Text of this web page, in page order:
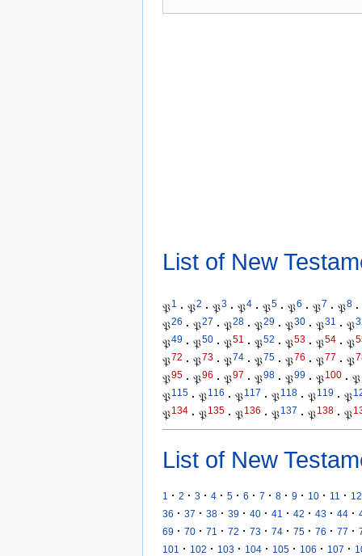
List of New
𝔓1 · 𝔓2 · 𝔓3 · 𝔓4 · 𝔓5 · 𝔓6 · 𝔓7 · 𝔓8 ·
𝔓26 · 𝔓27 · 𝔓28 · 𝔓29 · 𝔓30 · 𝔓31 · 𝔓
𝔓49 · 𝔓50 · 𝔓51 · 𝔓52 · 𝔓53 · 𝔓54 · 𝔓
𝔓72 · 𝔓73 · 𝔓74 · 𝔓75 · 𝔓76 · 𝔓77 · 𝔓
𝔓95 · 𝔓96 · 𝔓97 · 𝔓98 · 𝔓99 · 𝔓100 · 𝔓
𝔓115 · 𝔓116 · 𝔓117 · 𝔓118 · 𝔓119 · 𝔓
𝔓134 · 𝔓135 · 𝔓136 · 𝔓137 · 𝔓138 · 𝔓
List of New
1 · 2 · 3 · 4 · 5 · 6 · 7 · 8 · 9 · 10 · 11 · 12
36 · 37 · 38 · 39 · 40 · 41 · 42 · 43 · 44 ·
69 · 70 · 71 · 72 · 73 · 74 · 75 · 76 · 77 ·
101
· 102 · 103 · 104 · 105 · 106 · 107 ·